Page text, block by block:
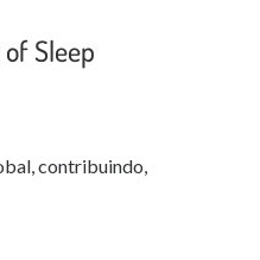
Sleep
contribuindo,